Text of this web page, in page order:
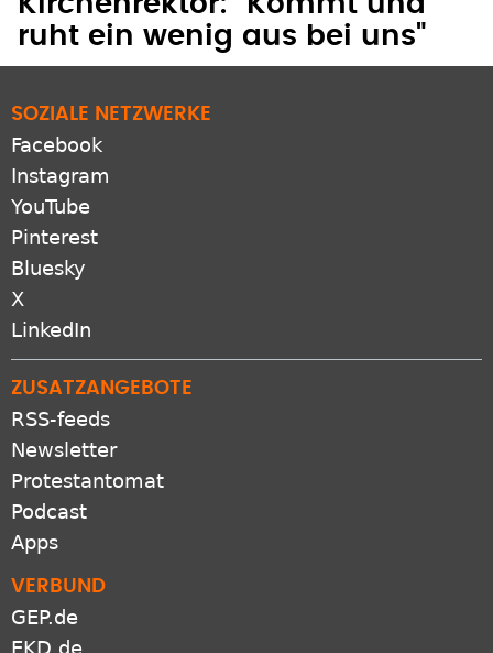
ruht ein wenig aus bei uns"
Facebook
Instagram
YouTube
Pinterest
Bluesky
X
LinkedIn
RSS-feeds
Newsletter
Protestantomat
Podcast
Apps
GEP.de
EKD.de